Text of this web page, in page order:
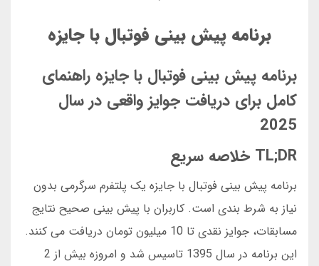
برنامه پیش بینی فوتبال با جایزه
برنامه پیش بینی فوتبال با جایزه راهنمای
کامل برای دریافت جوایز واقعی در سال
2025
TL;DR خلاصه سریع
برنامه پیش بینی فوتبال با جایزه یک پلتفرم سرگرمی بدون
نیاز به شرط بندی است. کاربران با پیش بینی صحیح نتایج
مسابقات، جوایز نقدی تا 10 میلیون تومان دریافت می کنند.
این برنامه در سال 1395 تاسیس شد و امروزه بیش از 2